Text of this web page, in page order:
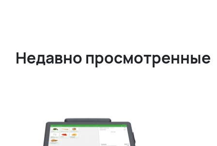
Недавно просмотренные